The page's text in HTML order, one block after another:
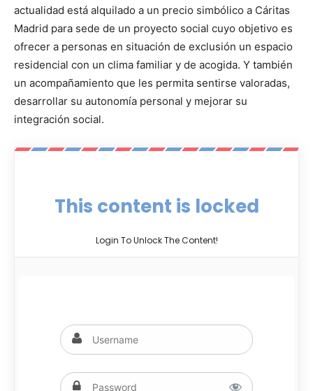
actualidad está alquilado a un precio simbólico a Cáritas
Madrid para sede de un proyecto social cuyo objetivo es
ofrecer a personas en situación de exclusión un espacio
residencial con un clima familiar y de acogida. Y también
un acompañamiento que les permita sentirse valoradas,
desarrollar su autonomía personal y mejorar su
integración social.
This content is locked
Login To Unlock The Content!